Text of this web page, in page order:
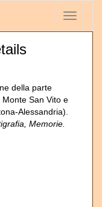
Toggle
della parte
San Vito e
Alessandria).
Memorie.